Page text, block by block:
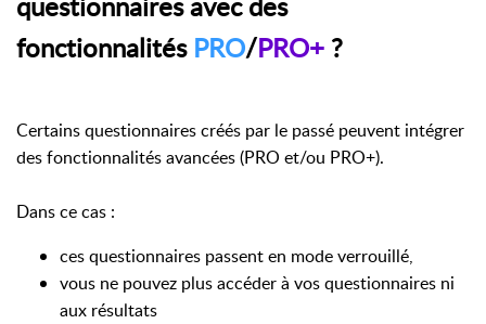
fonctionnalités PRO/PRO+ ?
Certains questionnaires créés par le passé peuvent intégrer
des fonctionnalités avancées (PRO et/ou PRO+).
Dans ce cas :
ces questionnaires passent en mode verrouillé,
vous ne pouvez plus accéder à vos questionnaires ni
aux résultats